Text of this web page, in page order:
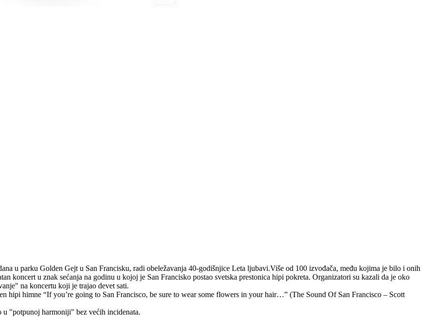
u parku Golden Gejt u San Francisku, radi obeležavanja 40-godišnjice Leta ljubavi.Više od 100 izvođača, među kojima je bilo i onih
koncert u znak sećanja na godinu u kojoj je San Francisko postao svetska prestonica hipi pokreta. Organizatori su kazali da je oko
na koncertu koji je trajao devet sati.
hipi himne “If you’re going to San Francisco, be sure to wear some flowers in your hair…” (The Sound Of San Francisco – Scott
u "potpunoj harmoniji" bez većih incidenata.